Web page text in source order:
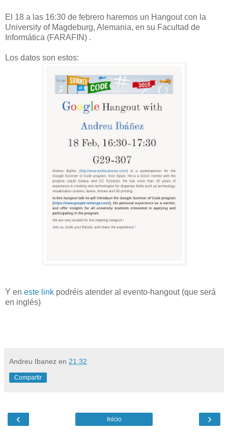
El 18 a las 16:30 de febrero haremos un Hangout con la
University of Magdeburg, Alemania, en su Facultad de
Informática (FARAFIN) .
Los datos son estos:
Y en este link podréis atender al evento-hangout (que será
en inglés)
Andreu Ibanez en 21:32
Compartir
‹ ›
Inicio